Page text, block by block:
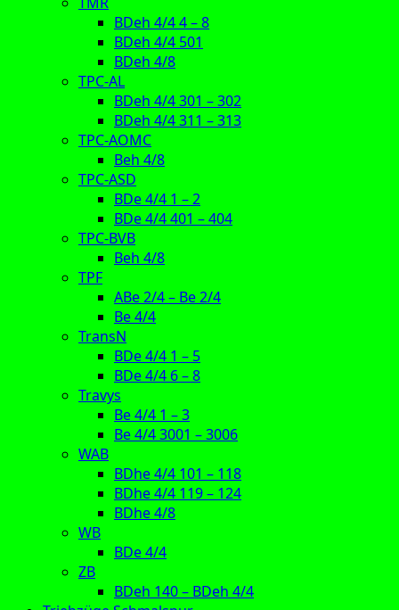
BDeh 4/4 4 – 8
BDeh 4/4 501
BDeh 4/8
TPC-AL
BDeh 4/4 301 – 302
BDeh 4/4 311 – 313
TPC-AOMC
Beh 4/8
TPC-ASD
BDe 4/4 1 – 2
BDe 4/4 401 – 404
TPC-BVB
Beh 4/8
TPF
ABe 2/4 – Be 2/4
Be 4/4
TransN
BDe 4/4 1 – 5
BDe 4/4 6 – 8
Travys
Be 4/4 1 – 3
Be 4/4 3001 – 3006
WAB
BDhe 4/4 101 – 118
BDhe 4/4 119 – 124
BDhe 4/8
WB
BDe 4/4
ZB
BDeh 140 – BDeh 4/4